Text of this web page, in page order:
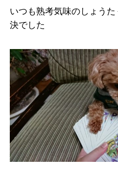
いつも熟考気味のしょう
決でした